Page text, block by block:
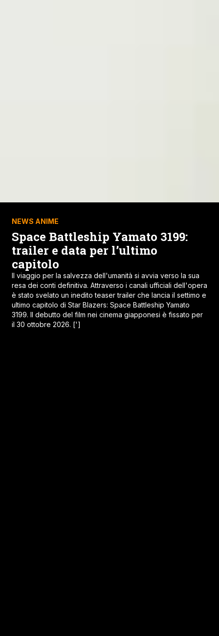
NEWS MANGA
Fairy Tail: Hiro Mashima
conferma nuovi progetti dopo il
ritorno del manga
Hiro Mashima è uno dei più rinomati mangaka di tutti i tempi,
noto al pubblico per serie di successo come Fairy Tail.
Quello che i lettori amano di Mashima è la sua passione così
intensa da essere un lavoratore instancabile. A
dimostrazione di questo ci sono i suoi numerosi one-shot.
Chiaramente la sua opera più [']